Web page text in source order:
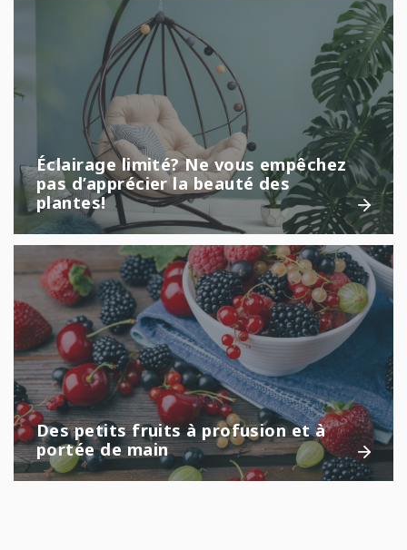
Éclairage limité? Ne vous empêchez
pas d’apprécier la beauté des
plantes!
Des petits fruits à profusion et à
portée de main